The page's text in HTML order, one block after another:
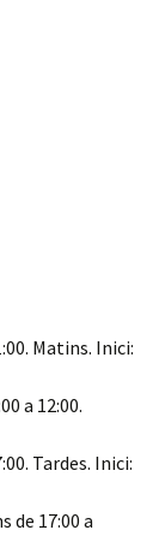
Matins. Inici:
a 12:00.
Tardes. Inici:
de 17:00 a